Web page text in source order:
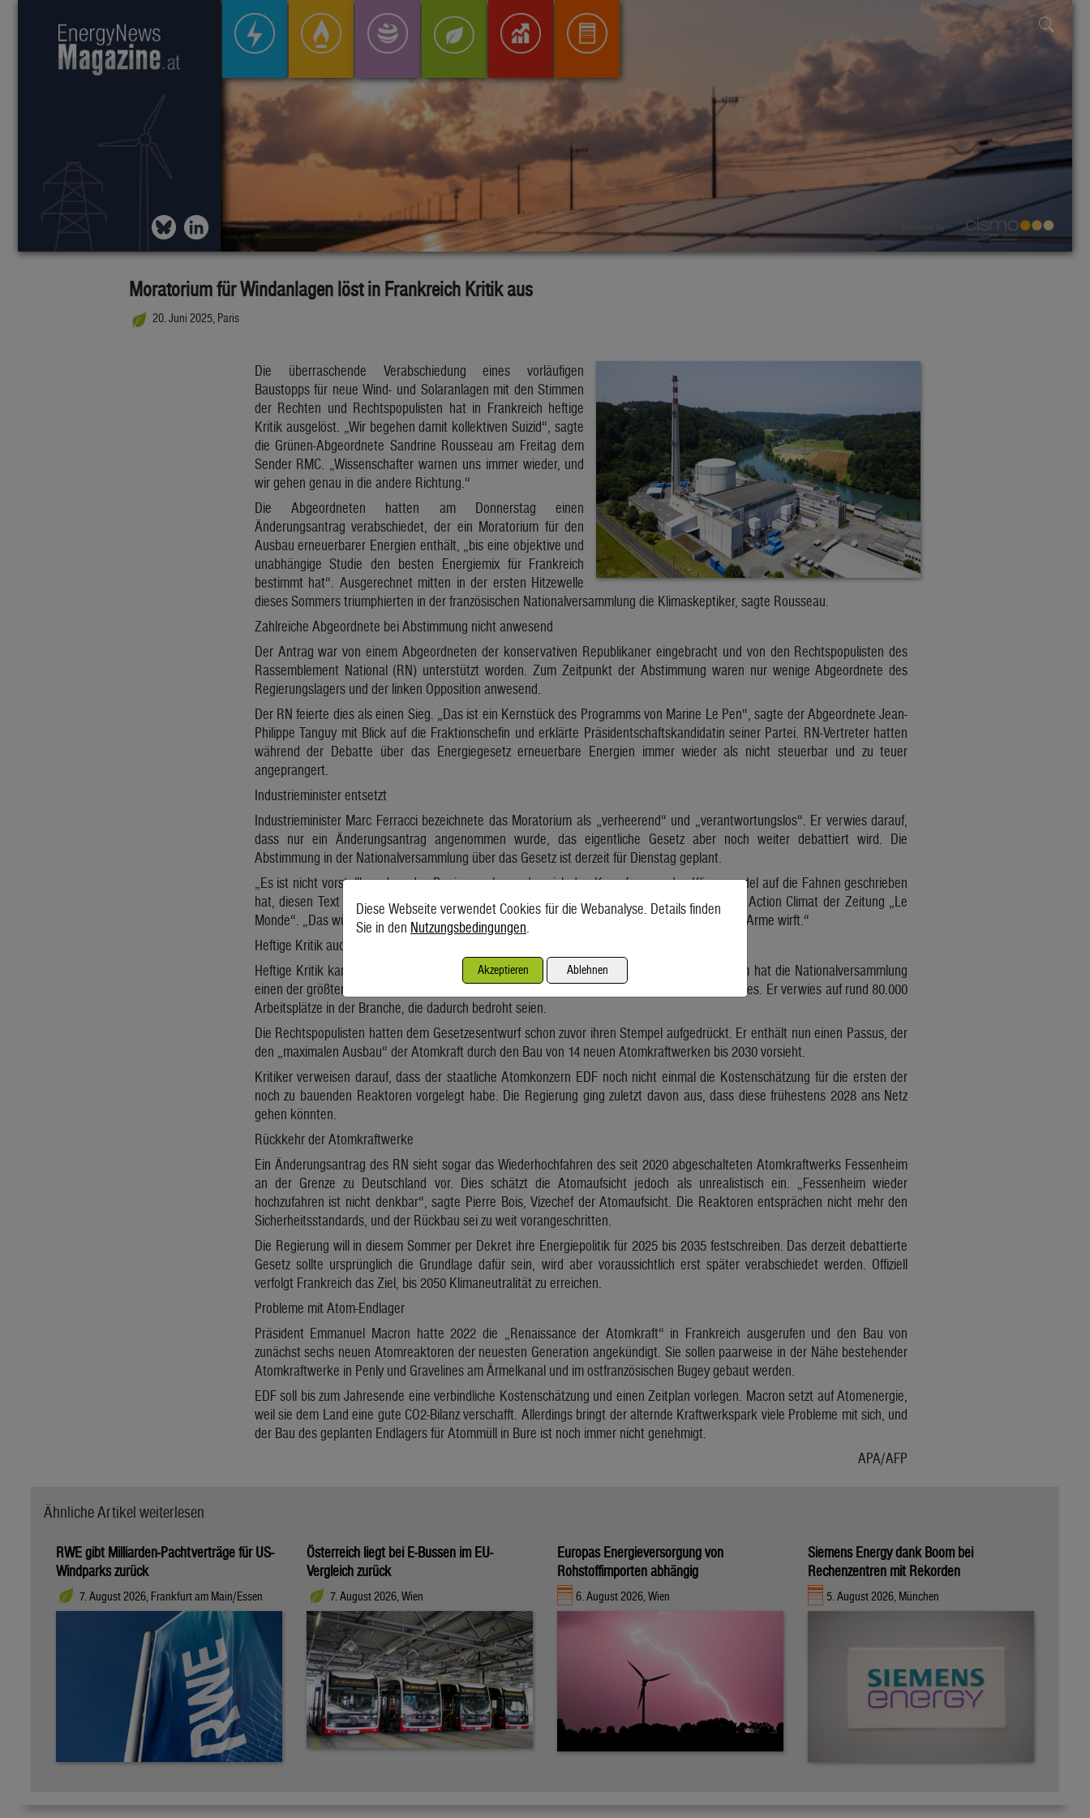
Moratorium für Windanlagen löst in Frankreich Kritik aus
20. Juni 2025, Paris
Die überraschende Verabschiedung eines vorläufigen
Baustopps für neue Wind- und Solaranlagen mit den Stimmen
der Rechten und Rechtspopulisten hat in Frankreich heftige
Kritik ausgelöst. „Wir begehen damit kollektiven Suizid“, sagte
die Grünen-Abgeordnete Sandrine Rousseau am Freitag dem
Sender RMC. „Wissenschafter warnen uns immer wieder, und
wir gehen genau in die andere Richtung.“
Die Abgeordneten hatten am Donnerstag einen
Änderungsantrag verabschiedet, der ein Moratorium für den
Ausbau erneuerbarer Energien enthält, „bis eine objektive und
unabhängige Studie den besten Energiemix für Frankreich
bestimmt hat“. Ausgerechnet mitten in der ersten Hitzewelle
dieses Sommers triumphierten in der französischen Nationalversammlung die Klimaskeptiker, sagte Rousseau.
Zahlreiche Abgeordnete bei Abstimmung nicht anwesend
Der Antrag war von einem Abgeordneten der konservativen Republikaner eingebracht und von den Rechtspopulisten des
Rassemblement National (RN) unterstützt worden. Zum Zeitpunkt der Abstimmung waren nur wenige Abgeordnete des
Regierungslagers und der linken Opposition anwesend.
Der RN feierte dies als einen Sieg. „Das ist ein Kernstück des Programms von Marine Le Pen“, sagte der Abgeordnete Jean-
Philippe Tanguy mit Blick auf die Fraktionschefin und erklärte Präsidentschaftskandidatin seiner Partei. RN-Vertreter hatten
während der Debatte über das Energiegesetz erneuerbare Energien immer wieder als nicht steuerbar und zu teuer
angeprangert.
Industrieminister entsetzt
Industrieminister Marc Ferracci bezeichnete das Moratorium als „verheerend“ und „verantwortungslos“. Er verwies darauf,
dass nur ein Änderungsantrag angenommen wurde, das eigentliche Gesetz aber noch weiter debattiert wird. Die
Abstimmung in der Nationalversammlung über das Gesetz ist derzeit für Dienstag geplant.
„Es ist nicht vorstellbar, dass das Regierungslager, das sich den Kampf gegen den Klimawandel auf die Fahnen geschrieben
hat, diesen Text durchgehen lässt“, sagte Bastien Cuq von der Umweltorganisation Réseau Action Climat der Zeitung „Le
Monde“. „Das würde bedeuten, dass die Regierung sich komplett den Rechtspopulisten in die Arme wirft.“
Heftige Kritik auch von Vertretern der Wind- und Solarindustrie
Heftige Kritik kam auch von Vertretern der Wind- und Solarindustrie. „Mit diesem Moratorium hat die Nationalversammlung
einen der größten Stellenabbaupläne verabschiedet“, betonte der Verband France renouvelables. Er verwies auf rund 80.000
Arbeitsplätze in der Branche, die dadurch bedroht seien.
Die Rechtspopulisten hatten dem Gesetzesentwurf schon zuvor ihren Stempel aufgedrückt. Er enthält nun einen Passus, der
den „maximalen Ausbau“ der Atomkraft durch den Bau von 14 neuen Atomkraftwerken bis 2030 vorsieht.
Kritiker verweisen darauf, dass der staatliche Atomkonzern EDF noch nicht einmal die Kostenschätzung für die ersten der
noch zu bauenden Reaktoren vorgelegt habe. Die Regierung ging zuletzt davon aus, dass diese frühestens 2028 ans Netz
gehen könnten.
Rückkehr der Atomkraftwerke
Ein Änderungsantrag des RN sieht sogar das Wiederhochfahren des seit 2020 abgeschalteten Atomkraftwerks Fessenheim
an der Grenze zu Deutschland vor. Dies schätzt die Atomaufsicht jedoch als unrealistisch ein. „Fessenheim wieder
hochzufahren ist nicht denkbar“, sagte Pierre Bois, Vizechef der Atomaufsicht. Die Reaktoren entsprächen nicht mehr den
Sicherheitsstandards, und der Rückbau sei zu weit vorangeschritten.
Die Regierung will in diesem Sommer per Dekret ihre Energiepolitik für 2025 bis 2035 festschreiben. Das derzeit debattierte
Gesetz sollte ursprünglich die Grundlage dafür sein, wird aber voraussichtlich erst später verabschiedet werden. Offiziell
verfolgt Frankreich das Ziel, bis 2050 Klimaneutralität zu erreichen.
Probleme mit Atom-Endlager
Präsident Emmanuel Macron hatte 2022 die „Renaissance der Atomkraft“ in Frankreich ausgerufen und den Bau von
zunächst sechs neuen Atomreaktoren der neuesten Generation angekündigt. Sie sollen paarweise in der Nähe bestehender
Atomkraftwerke in Penly und Gravelines am Ärmelkanal und im ostfranzösischen Bugey gebaut werden.
EDF soll bis zum Jahresende eine verbindliche Kostenschätzung und einen Zeitplan vorlegen. Macron setzt auf Atomenergie,
weil sie dem Land eine gute CO2-Bilanz verschafft. Allerdings bringt der alternde Kraftwerkspark viele Probleme mit sich, und
der Bau des geplanten Endlagers für Atommüll in Bure ist noch immer nicht genehmigt.
APA/AFP
Ähnliche Artikel weiterlesen
RWE gibt Milliarden-Pachtverträge für US-
Windparks zurück
7. August 2026, Frankfurt am Main/Essen
Österreich liegt bei E-Bussen im EU-
Vergleich zurück
7. August 2026, Wien
Europas Energieversorgung von
Rohstoffimporten abhängig
6. August 2026, Wien
Siemens Energy dank Boom bei
Rechenzentren mit Rekorden
5. August 2026, München
Diese Webseite verwendet Cookies für die Webanalyse. Details finden
Sie in den Nutzungsbedingungen.
Akzeptieren Ablehnen